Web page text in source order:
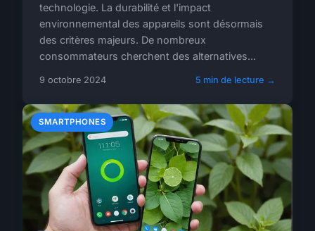
technologie. La durabilité et l'impact
environnemental des appareils sont désormais
des critères majeurs. De nombreux
consommateurs cherchent des alternatives...
9 octobre 2024 5 min de lecture →
SMARTPHONES